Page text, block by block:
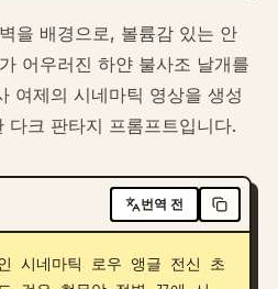
을 배경으로, 볼륨감 있는 안
어우러진 하얀 불사조 날개를
여제의 시네마틱 영상을 생성
다크 판타지 프롬프트입니다.
번역 전
시네마틱 로우 앵글 전신 초